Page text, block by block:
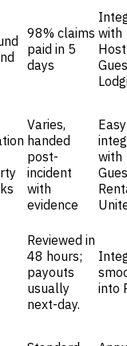
98% claims
paid in 5
days
with
Varies,
handed
post-
incident
with
evidence
with
Reviewed in
48 hours;
payouts
usually
next-day.
into